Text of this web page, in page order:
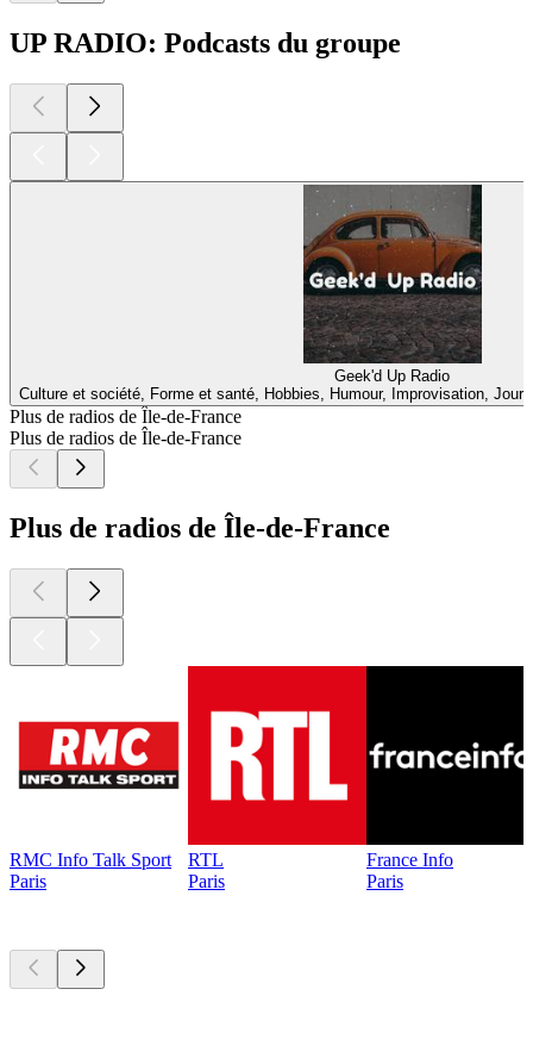
UP RADIO: Podcasts du groupe
Geek'd Up Radio
Culture et société, Forme et santé, Hobbies, Humour, Improvisation,
Plus de radios de Île-de-France
Plus de radios de Île-de-France
Plus de radios de Île-de-France
RMC Info Talk Sport
Paris
RTL
Paris
France Info
Paris